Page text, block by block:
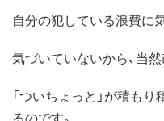
自分の犯している浪費に
気づいていないから、当
「ついちょっと」が積も
るのです。